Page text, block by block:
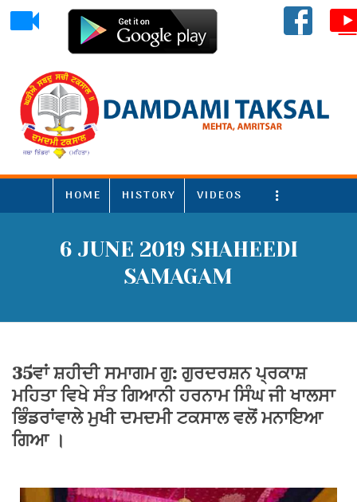
HOME HISTORY VIDEOS More
6 JUNE 2019 SHAHEEDI
SAMAGAM
35ਵਾਂ ਸ਼ਹੀਦੀ ਸਮਾਗਮ ਗੁ: ਗੁਰਦਰਸ਼ਨ ਪ੍ਰਕਾਸ਼
ਮਹਿਤਾ ਵਿਖੇ ਸੰਤ ਗਿਆਨੀ ਹਰਨਾਮ ਸਿੰਘ ਜੀ ਖਾਲਸਾ
ਭਿੰਡਰਾਂਵਾਲੇ ਮੁਖੀ ਦਮਦਮੀ ਟਕਸਾਲ ਵਲੋਂ ਮਨਾਇਆ
ਗਿਆ ।